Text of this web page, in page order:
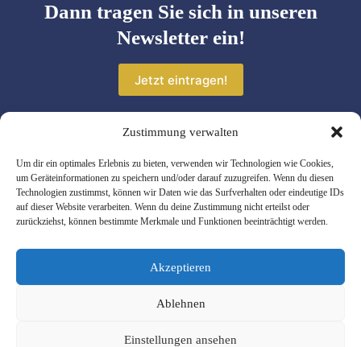
Zustimmung verwalten
Um dir ein optimales Erlebnis zu bieten, verwenden wir Technologien wie Cookies,
um Geräteinformationen zu speichern und/oder darauf zuzugreifen. Wenn du diesen
Technologien zustimmst, können wir Daten wie das Surfverhalten oder eindeutige IDs
auf dieser Website verarbeiten. Wenn du deine Zustimmung nicht erteilst oder
zurückziehst, können bestimmte Merkmale und Funktionen beeinträchtigt werden.
Akzeptieren
Ablehnen
Einstellungen ansehen
Dann tragen Sie sich in unseren
Newsletter ein!
Jetzt eintragen!
Creative Themes
Impressum